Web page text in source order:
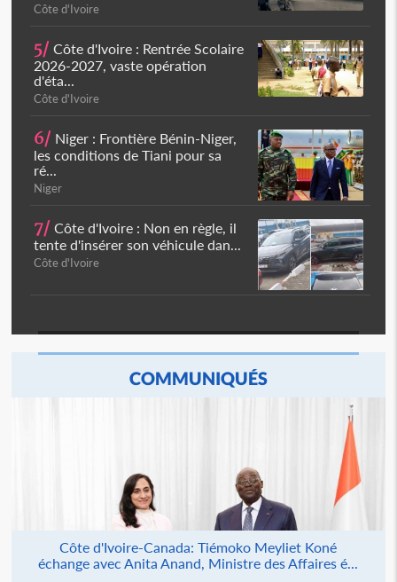
Côte d'Ivoire
5/ Côte d'Ivoire : Rentrée Scolaire
2026-2027, vaste opération
d'éta...
Côte d'Ivoire
6/ Niger : Frontière Bénin-Niger,
les conditions de Tiani pour sa
ré...
Niger
7/ Côte d'Ivoire : Non en règle, il
tente d'insérer son véhicule dan...
Côte d'Ivoire
COMMUNIQUÉS
Côte d'Ivoire-Canada: Tiémoko Meyliet Koné
échange avec Anita Anand, Ministre des Affaires é...